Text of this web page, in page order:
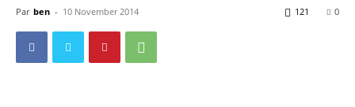
Par ben - 10 November 2014 0
121